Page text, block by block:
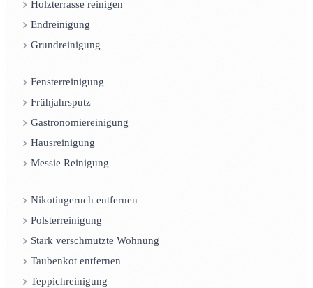
Holzterrasse reinigen
Endreinigung
Grundreinigung
Fensterreinigung
Frühjahrsputz
Gastronomiereinigung
Hausreinigung
Messie Reinigung
Nikotingeruch entfernen
Polsterreinigung
Stark verschmutzte Wohnung
Taubenkot entfernen
Teppichreinigung